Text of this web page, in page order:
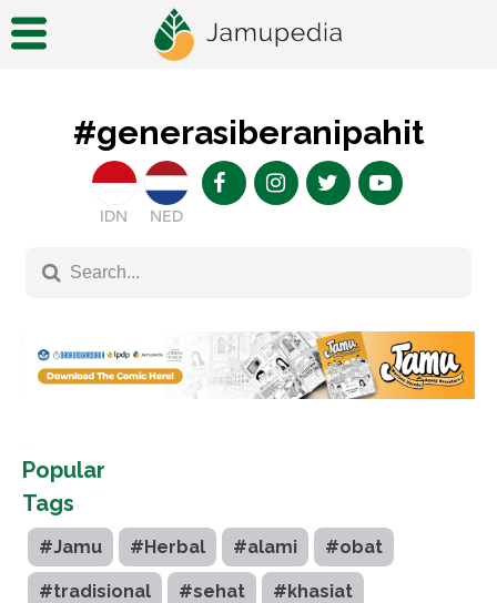
#generasiberanipahit
IDN NED
Popular
Tags
#Jamu #Herbal #alami #obat
#tradisional #sehat #khasiat